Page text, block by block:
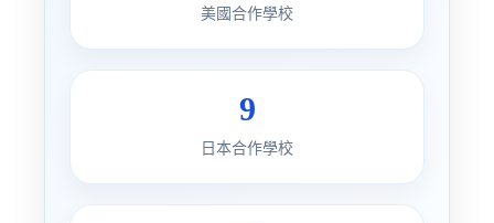
美國合作學校
9
日本合作學校